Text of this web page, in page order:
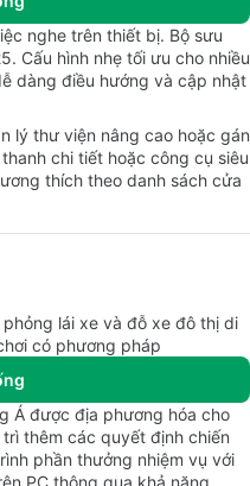
nghe trên thiết bị. Bộ sưu
Cấu hình nhẹ tối ưu cho nhiều
dàng điều hướng và cập nhật
lý thư viện nâng cao hoặc gán
chi tiết hoặc công cụ siêu
thích theo danh sách cửa
phỏng lái xe và đỗ xe đô thị di
có phương pháp
Á được địa phương hóa cho
thêm các quyết định chiến
phần thưởng nhiệm vụ với
PC thông qua khả năng